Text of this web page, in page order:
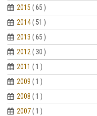
2015 ( 65 )
2014( 51 )
2013 ( 65 )
2012( 30 )
2011 ( 1 )
2009 ( 1 )
2008 ( 1 )
2007( 1 )